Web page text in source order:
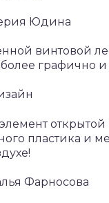
Юдина
винтовой
графично
пластика и
Фарносова